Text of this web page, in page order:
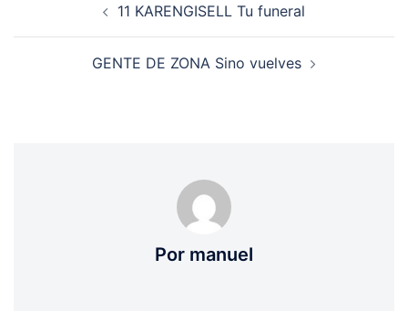
11 KARENGISELL Tu funeral
GENTE DE ZONA Sino vuelves
Por manuel